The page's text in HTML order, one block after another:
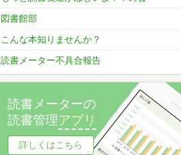
図書館部
こんな本知りませんか？
読書メーター不具合報告
読書メーターの
読書管理アプリ
詳しくはこちら